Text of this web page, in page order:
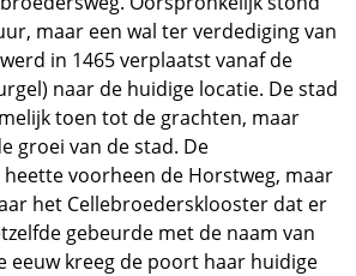
maar een wal ter verdediging van
in 1465 verplaatst vanaf de
naar de huidige locatie. De stad
toen tot de grachten, maar
groei van de stad. De
voorheen de Horstweg, maar
het Cellebroedersklooster dat er
gebeurde met de naam van
eeuw kreeg de poort haar huidige